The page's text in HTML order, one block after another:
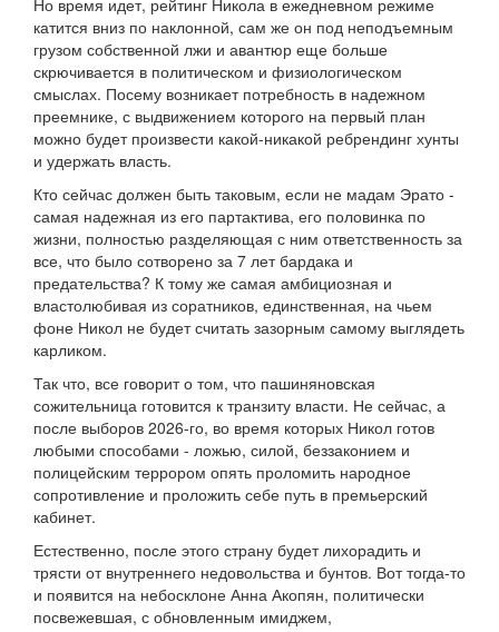
Но время идет, рейтинг Никола в ежедневном режиме
катится вниз по наклонной, сам же он под неподъемным
грузом собственной лжи и авантюр еще больше
скрючивается в политическом и физиологическом
смыслах. Посему возникает потребность в надежном
преемнике, с выдвижением которого на первый план
можно будет произвести какой-никакой ребрендинг хунты
и удержать власть.
Кто сейчас должен быть таковым, если не мадам Эрато -
самая надежная из его партактива, его половинка по
жизни, полностью разделяющая с ним ответственность за
все, что было сотворено за 7 лет бардака и
предательства? К тому же самая амбициозная и
властолюбивая из соратников, единственная, на чьем
фоне Никол не будет считать зазорным самому выглядеть
карликом.
Так что, все говорит о том, что пашиняновская
сожительница готовится к транзиту власти. Не сейчас, а
после выборов 2026-го, во время которых Никол готов
любыми способами - ложью, силой, беззаконием и
полицейским террором опять проломить народное
сопротивление и проложить себе путь в премьерский
кабинет.
Естественно, после этого страну будет лихорадить и
трясти от внутреннего недовольства и бунтов. Вот тогда-то
и появится на небосклоне Анна Акопян, политически
посвежевшая, с обновленным имиджем,